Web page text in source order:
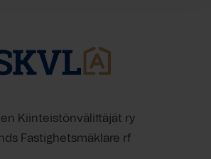
Kiinteistönvälittäjät ry
Fastighetsmäklare rf